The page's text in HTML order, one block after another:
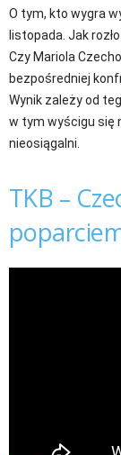
O tym, kto wygra
listopada. Jak
Czy Mariola
bezpośredniej
Wynik zależy od
w tym wyścigu się
nieosiągalni.
TKB –